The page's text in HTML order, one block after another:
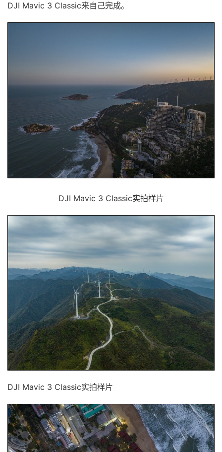
DJI Mavic 3 Classic来自己完成。
DJI Mavic 3 Classic实拍样片
DJI Mavic 3 Classic实拍样片